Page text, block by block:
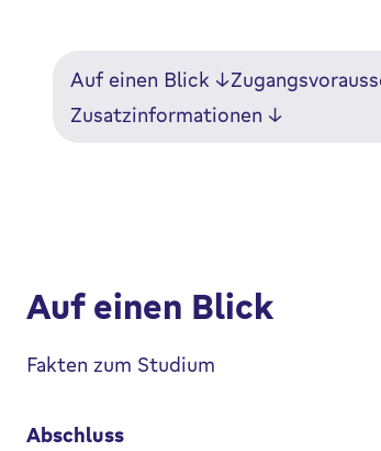
Auf einen Blick
Zusatzinformationen
Auf einen Blick
Fakten zum Studium
Abschluss